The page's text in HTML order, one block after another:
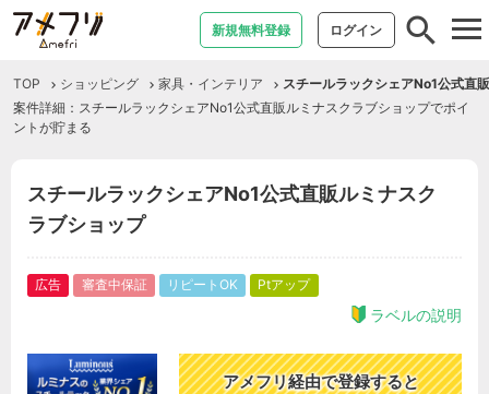
新規無料登録 ログイン
TOP ショッピング 家具・インテリア
スチールラックシェアNo1公式直
案件詳細：スチールラックシェアNo1公式直販ルミナスクラブショップでポイ
ントが貯まる
スチールラックシェアNo1公式直販ルミナスク
ラブショップ
広告 審査中保証 リピートOK Ptアップ
ラベルの説明
アメフリ経由で登録すると